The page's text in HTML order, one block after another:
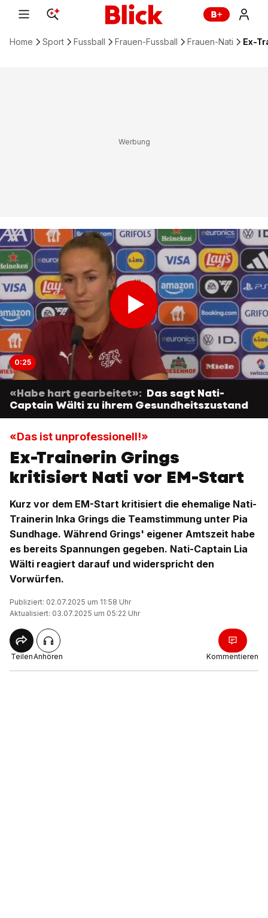
Home Sport Fussball Frauen-Fussball Frauen-Nati Ex-
0:25
«Habe hart gearbeitet»: Das sagt Nati-
Captain Wälti zu ihrem Gesundheitszustand
«Das ist unprofessionell!»
Ex-Trainerin Grings
kritisiert Nati vor EM-Start
Kurz vor dem EM-Start kritisiert die ehemalige Nati-
Trainerin Inka Grings die Teamstimmung unter Pia
Sundhage. Während Grings' eigener Amtszeit habe
es bereits Spannungen gegeben. Nati-Captain Lia
Wälti reagiert darauf und widerspricht den
Vorwürfen.
Publiziert: 02.07.2025 um 11:58 Uhr
Aktualisiert: 03.07.2025 um 05:22 Uhr
TeilenAnhören Kommentieren